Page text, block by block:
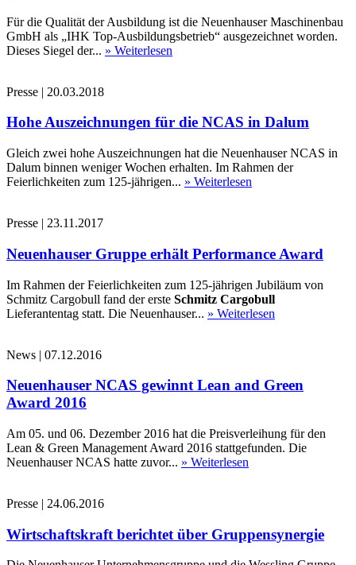
Für die Qualität der Ausbildung ist die Neuenhauser Maschinenbau
GmbH als „IHK Top-Ausbildungsbetrieb“ ausgezeichnet worden.
Dieses Siegel der... » Weiterlesen
Presse | 20.03.2018
Hohe Auszeichnungen für die NCAS in Dalum
Gleich zwei hohe Auszeichnungen hat die Neuenhauser NCAS in
Dalum binnen weniger Wochen erhalten. Im Rahmen der
Feierlichkeiten zum 125-jährigen... » Weiterlesen
Presse | 23.11.2017
Neuenhauser Gruppe erhält Performance Award
Im Rahmen der Feierlichkeiten zum 125-jährigen Jubiläum von
Schmitz Cargobull fand der erste Schmitz Cargobull
Lieferantentag statt. Die Neuenhauser... » Weiterlesen
News | 07.12.2016
Neuenhauser NCAS gewinnt Lean and Green
Award 2016
Am 05. und 06. Dezember 2016 hat die Preisverleihung für den
Lean & Green Management Award 2016 stattgefunden. Die
Neuenhauser NCAS hatte zuvor... » Weiterlesen
Presse | 24.06.2016
Wirtschaftskraft berichtet über Gruppensynergie